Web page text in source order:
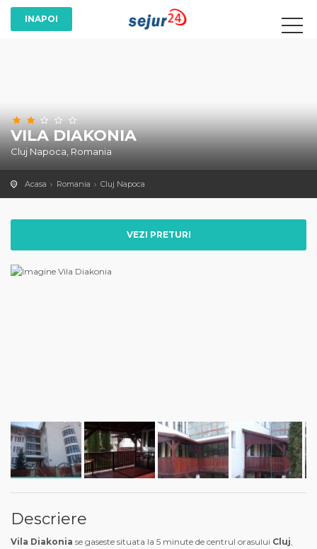
VILA DIAKONIA
Cluj Napoca, Romania
Acasa Romania Cluj Napoca
VEZI PRETURI
Descriere
Vila Diakonia se gaseste situata la 5 minute de centrul orasului Cluj